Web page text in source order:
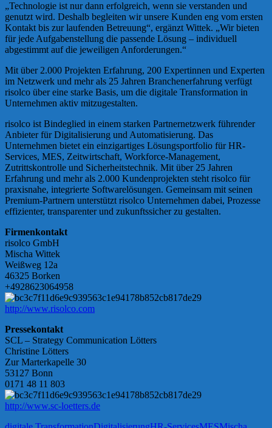
„Technologie ist nur dann erfolgreich, wenn sie verstanden und
genutzt wird. Deshalb begleiten wir unsere Kunden eng vom ersten
Kontakt bis zur laufenden Betreuung“, ergänzt Wittek. „Wir bieten
für jede Aufgabenstellung die passende Lösung – individuell
abgestimmt auf die jeweiligen Anforderungen.“
Mit über 2.000 Projekten Erfahrung, 200 Expertinnen und Experten
im Netzwerk und mehr als 25 Jahren Branchenerfahrung verfügt
risolco über eine starke Basis, um die digitale Transformation in
Unternehmen aktiv mitzugestalten.
risolco ist Bindeglied in einem starken Partnernetzwerk führender
Anbieter für Digitalisierung und Automatisierung. Das
Unternehmen bietet ein einzigartiges Lösungsportfolio für HR-
Services, MES, Zeitwirtschaft, Workforce-Management,
Zutrittskontrolle und Sicherheitstechnik. Mit über 25 Jahren
Erfahrung und mehr als 2.000 Kundenprojekten steht risolco für
praxisnahe, integrierte Softwarelösungen. Gemeinsam mit seinen
Premium-Partnern unterstützt risolco Unternehmen dabei, Prozesse
effizienter, transparenter und zukunftssicher zu gestalten.
Firmenkontakt
risolco GmbH
Mischa Wittek
Weißweg 12a
46325 Borken
+4928623064958
http://www.risolco.com
Pressekontakt
SCL – Strategy Communication Lötters
Christine Lötters
Zur Marterkapelle 30
53127 Bonn
0171 48 11 803
http://www.sc-loetters.de